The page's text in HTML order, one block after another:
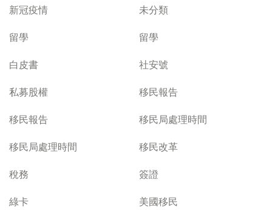
新冠疫情
未分類
留學
留學
白皮書
社安號
私募股權
移民報告
移民報告
移民局處理時間
移民局處理時間
移民改革
稅務
簽證
綠卡
美國移民